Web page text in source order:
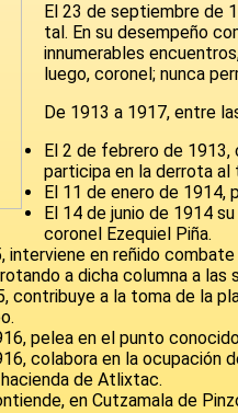
El 23 de septiembre de
tal. En su desempeño
innumerables
luego, coronel; nunca
De 1913 a 1917, entre
El 2 de febrero de
participa en la derrota
El 11 de enero de 1914,
El 14 de junio de 1914
coronel Ezequiel Piña.
interviene en reñido
a dicha columna a las
contribuye a la toma de la
pelea en el punto
colabora en la ocupación
de Atlixtac.
en Cutzamala de